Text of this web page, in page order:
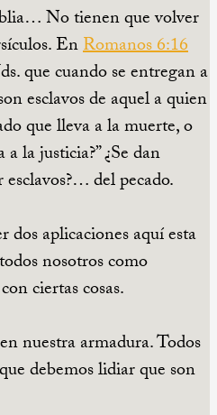
No tienen que volver
EnRomanos 6:16
que cuando se entregan a
esclavos de aquel a quien
que lleva a la muerte, o
la justicia?” ¿Se dan
del pecado.
dos aplicaciones aquí esta
nosotros como
ciertas cosas.
nuestra armadura. Todos
debemos lidiar que son